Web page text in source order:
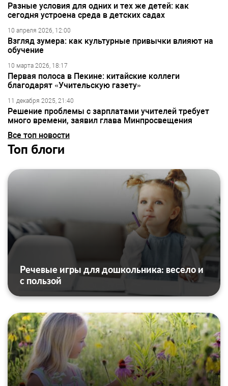
Разные условия для одних и тех же детей: как
сегодня устроена среда в детских садах
10 апреля 2026, 12:00
Взгляд зумера: как культурные привычки влияют на
обучение
10 марта 2026, 18:17
Первая полоса в Пекине: китайские коллеги
благодарят «Учительскую газету»
11 декабря 2025, 21:40
Решение проблемы с зарплатами учителей требует
много времени, заявил глава Минпросвещения
Все топ новости
Топ блоги
Речевые игры для дошкольника: весело и
с пользой